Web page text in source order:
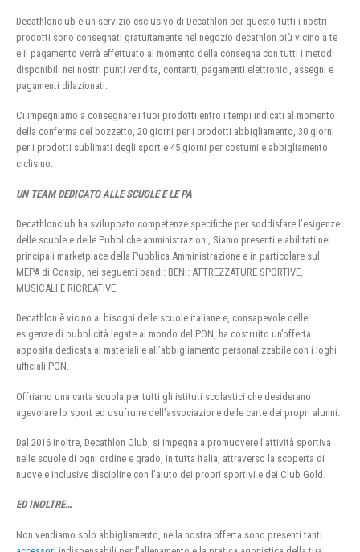
Decathlonclub è un servizio esclusivo di Decathlon per questo tutti i nostri
prodotti sono consegnati gratuitamente nel negozio decathlon più vicino a te
e il pagamento verrà effettuato al momento della consegna con tutti i metodi
disponibili nei nostri punti vendita, contanti, pagamenti elettronici, assegni e
pagamenti dilazionati.
Ci impegniamo a consegnare i tuoi prodotti entro i tempi indicati al momento
della conferma del bozzetto, 20 giorni per i prodotti abbigliamento, 30 giorni
per i prodotti sublimati degli sport e 45 giorni per costumi e abbigliamento
ciclismo.
UN TEAM DEDICATO ALLE SCUOLE E LE PA
Decathlonclub ha sviluppato competenze specifiche per soddisfare l’esigenze
delle scuole e delle Pubbliche amministrazioni, Siamo presenti e abilitati nei
principali marketplace della Pubblica Amministrazione e in particolare sul
MEPA di Consip, nei seguenti bandi: BENI: ATTREZZATURE SPORTIVE,
MUSICALI E RICREATIVE
Decathlon è vicino ai bisogni delle scuole italiane e, consapevole delle
esigenze di pubblicità legate al mondo del PON, ha costruito un’offerta
apposita dedicata ai materiali e all’abbigliamento personalizzabile con i loghi
ufficiali PON.
Offriamo una carta scuola per tutti gli istituti scolastici che desiderano
agevolare lo sport ed usufruire dell’associazione delle carte dei propri alunni.
Dal 2016 inoltre, Decathlon Club, si impegna a promuovere l’attività sportiva
nelle scuole di ogni ordine e grado, in tutta Italia, attraverso la scoperta di
nuove e inclusive discipline con l’aiuto dei propri sportivi e dei Club Gold.
ED INOLTRE…
Non vendiamo solo abbigliamento, nella nostra offerta sono presenti tanti